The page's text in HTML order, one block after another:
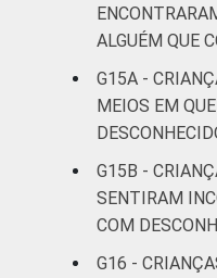
Sociedade da
Pesquisa
Crianças e
Online Brasil
meio de
ALGUÉM QUE
G15A -
MEIOS EM
G15B -
SENTIRAM
COM
G16 -